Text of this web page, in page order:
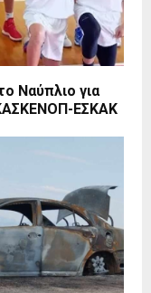
Ναύπλιο για
ΕΣΚΑΚ